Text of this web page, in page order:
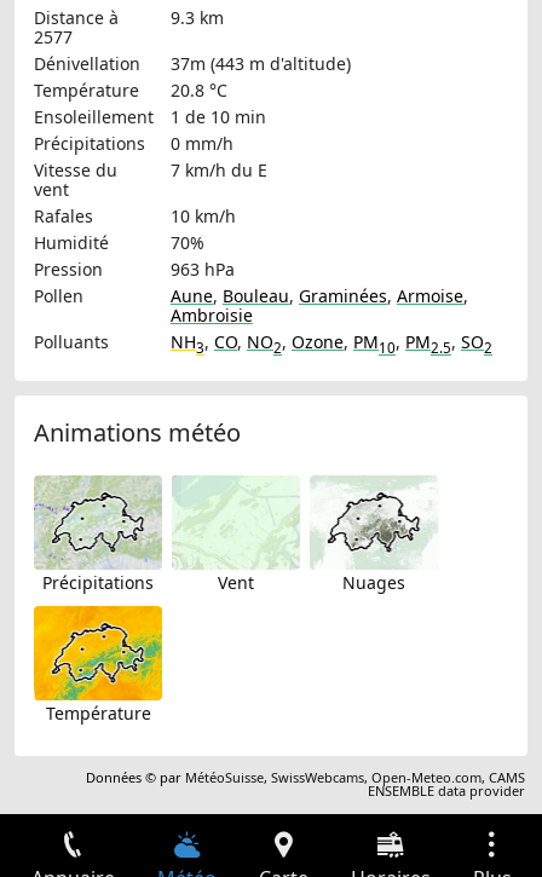
Distance à
2577
9.3 km
Dénivellation
37m (443 m d'altitude)
Température
20.8 °C
Ensoleillement
1 de 10 min
Précipitations
0 mm/h
Vitesse du
vent
7 km/h du E
Rafales
10 km/h
Humidité
70%
Pression
963 hPa
Pollen
Aune, Bouleau, Graminées, Armoise,
Ambroisie
Polluants
NH3, CO, NO2, Ozone, PM10, PM2.5, SO2
Animations météo
Précipitations Vent Nuages
Température
Données © par MétéoSuisse,SwissWebcams,Open-Meteo.com,CAMS
ENSEMBLE data provider